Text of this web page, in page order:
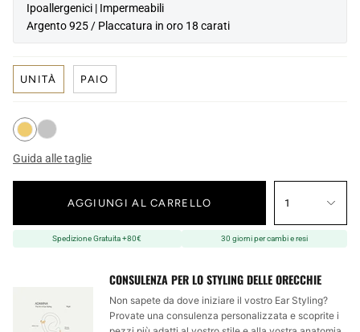
Ipoallergenici | Impermeabili
Argento 925 / Placcatura in oro 18 carati
UNITÀ PAIO
Guida alle taglie
1
AGGIUNGI AL CARRELLO
Spedizione Gratuita +80€ 30 giorni per cambi e resi
CONSULENZA PER LO STYLING DELLE ORECCHIE
Non sapete da dove iniziare il vostro Ear Styling?
Provate una consulenza personalizzata e scoprite i